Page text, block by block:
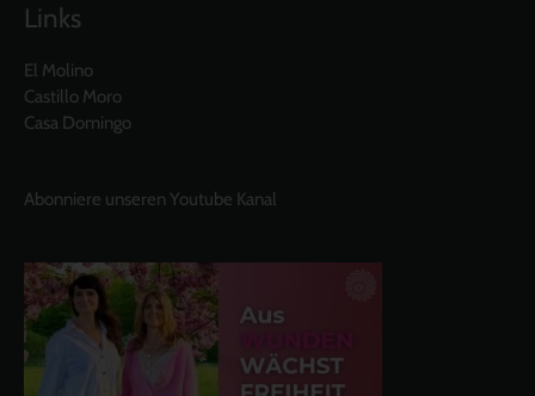
Links
El Molino
Castillo Moro
Casa Domingo
Abonniere unseren Youtube Kanal